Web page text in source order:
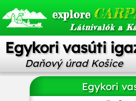
explore
Látnivalók a
Egykori vasúti
Daňový úrad Košice
Egykori